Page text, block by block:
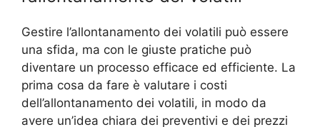
Gestire l’allontanamento dei volatili può essere
una sfida, ma con le giuste pratiche può
diventare un processo efficace ed efficiente. La
prima cosa da fare è valutare i costi
dell’allontanamento dei volatili, in modo da
avere un’idea chiara dei preventivi e dei prezzi